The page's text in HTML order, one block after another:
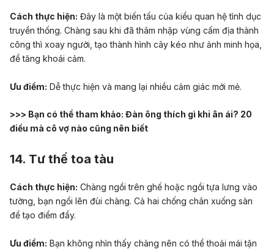
Cách thực hiện: Đây là một biến tấu của kiểu quan hệ tình dục
truyền thống. Chàng sau khi đã thâm nhập vùng cấm địa thành
công thì xoay người, tạo thành hình cây kéo như ảnh minh họa,
để tăng khoái cảm.
Ưu điểm: Dễ thực hiện và mang lại nhiều cảm giác mới mẻ.
>>> Bạn có thể tham khảo: Đàn ông thích gì khi ân ái? 20
điều mà cô vợ nào cũng nên biết
14. Tư thế toa tàu
Cách thực hiện: Chàng ngồi trên ghế hoặc ngồi tựa lưng vào
tường, bạn ngồi lên đùi chàng. Cả hai chống chân xuống sàn
để tạo điểm đẩy.
Ưu điểm: Bạn không nhìn thấy chàng nên có thể thoải mái tận